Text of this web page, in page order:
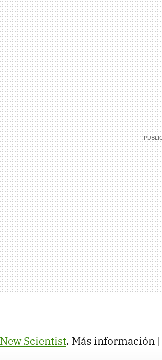
New Scientist. Más información |